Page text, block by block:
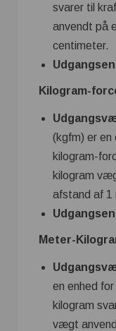
svarer til
anvendt på
centimeter.
Kilogram-
(kgfm) er en
kilogram-
kilogram
afstand af 1
Meter-
en enhed
kilogram
vægt